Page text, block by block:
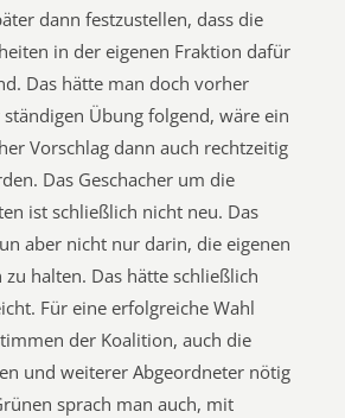
dann festzustellen, dass die
in der eigenen Fraktion dafür
Das hätte man doch vorher
Übung folgend, wäre ein
Vorschlag dann auch rechtzeitig
Das Geschacher um die
ist schließlich nicht neu. Das
aber nicht nur darin, die eigenen
zu halten. Das hätte schließlich
Für eine erfolgreiche Wahl
der Koalition, auch die
und weiterer Abgeordneter nötig
sprach man auch, mit